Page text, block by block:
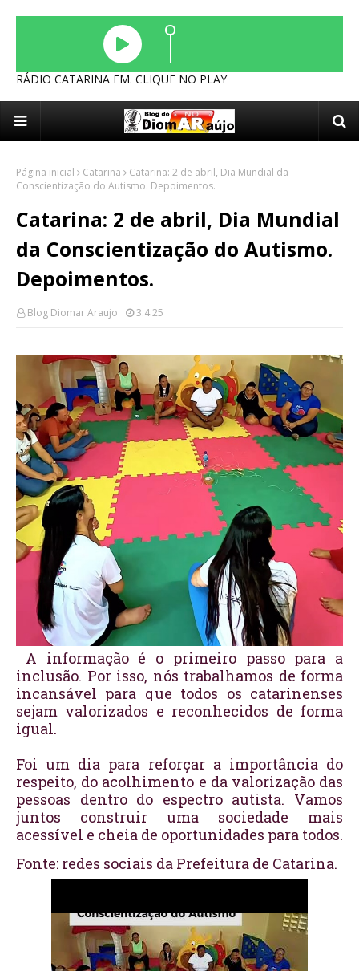
RÁDIO CATARINA FM. CLIQUE NO PLAY
Página inicial Catarina
Catarina: 2 de abril, Dia Mundial da
Conscientização do Autismo. Depoimentos.
Catarina: 2 de abril, Dia Mundial
da Conscientização do Autismo.
Depoimentos.
Blog Diomar Araujo 3.4.25
A informação é o primeiro passo para a
inclusão. Por isso, nós trabalhamos de forma
incansável para que todos os catarinenses
sejam valorizados e reconhecidos de forma
igual.
Foi um dia para reforçar a importância do
respeito, do acolhimento e da valorização das
pessoas dentro do espectro autista. Vamos
juntos construir uma sociedade mais
acessível e cheia de oportunidades para todos.
Fonte: redes sociais da Prefeitura de Catarina.